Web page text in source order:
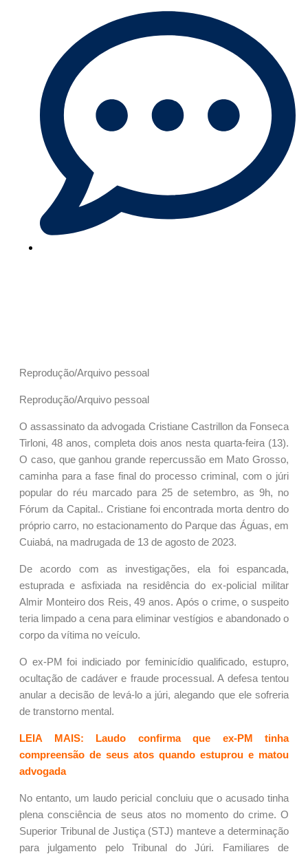
Reprodução/Arquivo pessoal
Reprodução/Arquivo pessoal
O assassinato da advogada Cristiane Castrillon da Fonseca
Tirloni, 48 anos, completa dois anos nesta quarta-feira (13).
O caso, que ganhou grande repercussão em Mato Grosso,
caminha para a fase final do processo criminal, com o júri
popular do réu marcado para 25 de setembro, as 9h, no
Fórum da Capital.. Cristiane foi encontrada morta dentro do
próprio carro, no estacionamento do Parque das Águas, em
Cuiabá, na madrugada de 13 de agosto de 2023.
De acordo com as investigações, ela foi espancada,
estuprada e asfixiada na residência do ex-policial militar
Almir Monteiro dos Reis, 49 anos. Após o crime, o suspeito
teria limpado a cena para eliminar vestígios e abandonado o
corpo da vítima no veículo.
O ex-PM foi indiciado por feminicídio qualificado, estupro,
ocultação de cadáver e fraude processual. A defesa tentou
anular a decisão de levá-lo a júri, alegando que ele sofreria
de transtorno mental.
LEIA MAIS: Laudo confirma que ex-PM tinha
compreensão de seus atos quando estuprou e matou
advogada
No entanto, um laudo pericial concluiu que o acusado tinha
plena consciência de seus atos no momento do crime. O
Superior Tribunal de Justiça (STJ) manteve a determinação
para julgamento pelo Tribunal do Júri. Familiares de